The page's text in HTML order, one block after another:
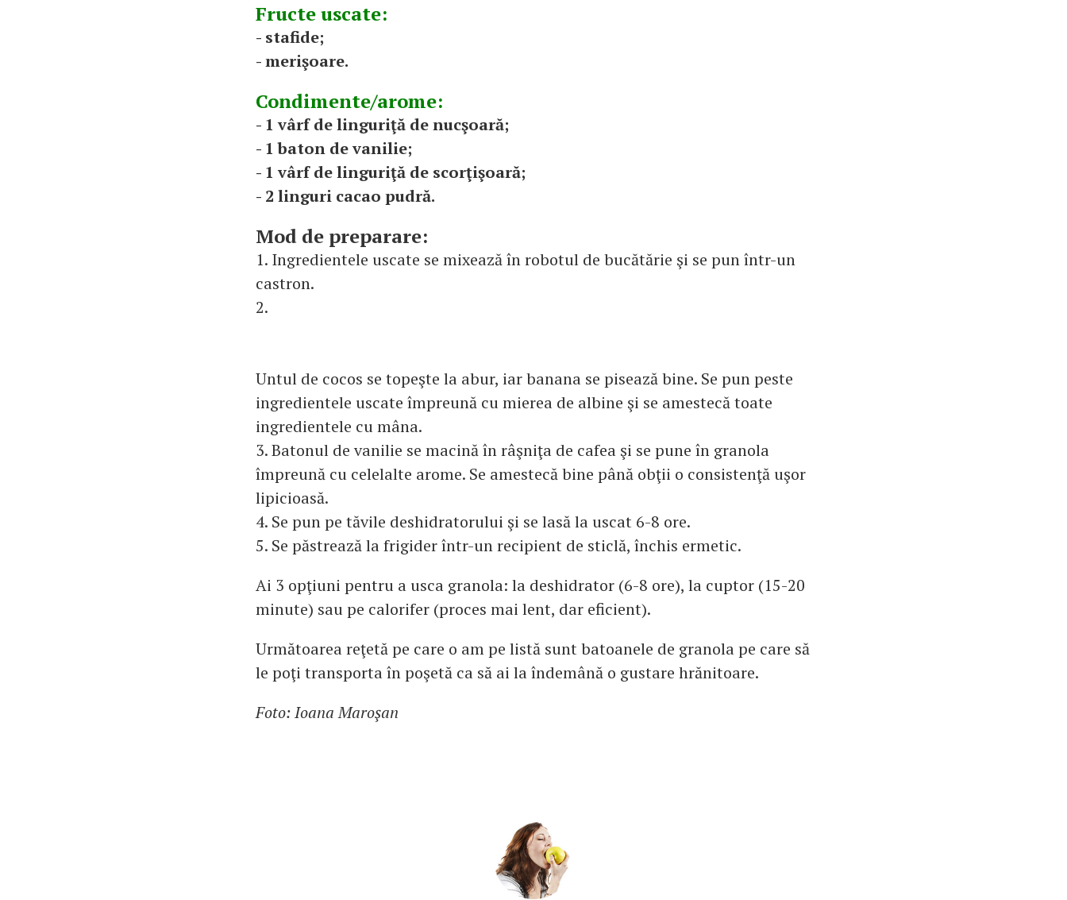
Fructe uscate:
- stafide;
- merişoare.
Condimente/arome:
- 1 vârf de linguriţă de nucşoară;
- 1 baton de vanilie;
- 1 vârf de linguriţă de scorţişoară;
- 2 linguri cacao pudră.
Mod de preparare:
1. Ingredientele uscate se mixează în robotul de bucătărie şi se pun într-un
castron.
2.
Untul de cocos se topeşte la abur, iar banana se pisează bine. Se pun peste
ingredientele uscate împreună cu mierea de albine şi se amestecă toate
ingredientele cu mâna.
3. Batonul de vanilie se macină în râşniţa de cafea şi se pune în granola
împreună cu celelalte arome. Se amestecă bine până obţii o consistenţă uşor
lipicioasă.
4. Se pun pe tăvile deshidratorului şi se lasă la uscat 6-8 ore.
5. Se păstrează la frigider într-un recipient de sticlă, închis ermetic.
Ai 3 opţiuni pentru a usca granola: la deshidrator (6-8 ore), la cuptor (15-20
minute) sau pe calorifer (proces mai lent, dar eficient).
Următoarea reţetă pe care o am pe listă sunt batoanele de granola pe care să
le poţi transporta în poşetă ca să ai la îndemână o gustare hrănitoare.
Foto: Ioana Maroşan